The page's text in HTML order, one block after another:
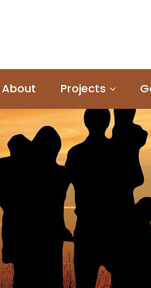
About Projects